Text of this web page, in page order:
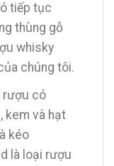
tiếp tục
thùng gỗ
whisky
chúng tôi.
có
kem và hạt
kéo
là loại rượu